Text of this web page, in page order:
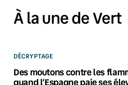
À la une de Vert
DÉCRYPTAGE
Des moutons contre les
quand l’Espagne paie ses